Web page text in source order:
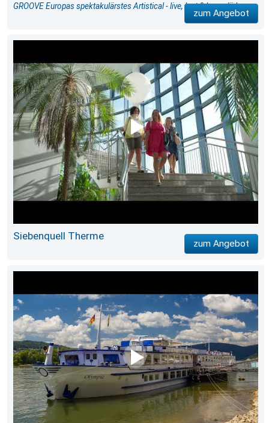
GROOVE Europas spektakulärstes Artistical - live, laut & legendär!
zum Angebot
Siebenquell Therme
zum Angebot